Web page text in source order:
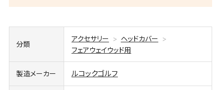
分類
アクセサリー
ヘッドカバー
フェアウェイウッド用
製造メーカー ルコックゴルフ